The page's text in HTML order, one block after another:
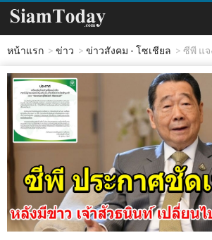
หน้าแรก ข่าว ข่าวสังคม - โซเชียล ซีพี แจ